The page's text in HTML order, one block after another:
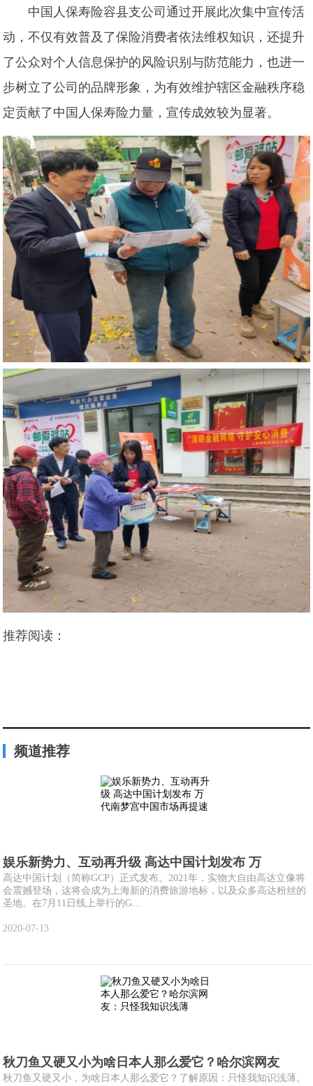
中国人保寿险容县支公司通过开展此次集中宣传活
动，不仅有效普及了保险消费者依法维权知识，还提升
了公众对个人信息保护的风险识别与防范能力，也进一
步树立了公司的品牌形象，为有效维护辖区金融秩序稳
定贡献了中国人保寿险力量，宣传成效较为显著。
推荐阅读：
频道推荐
娱乐新势力、互动再升级 高达中国计划发布 万
高达中国计划（简称GCP）正式发布。2021年，实物大自由高达立像将
会震撼登场，这将会成为上海新的消费旅游地标，以及众多高达粉丝的
圣地。在7月11日线上举行的G...
2020-07-13
秋刀鱼又硬又小为啥日本人那么爱它？哈尔滨网友
秋刀鱼又硬又小，为啥日本人那么爱它？了解原因：只怪我知识浅薄。